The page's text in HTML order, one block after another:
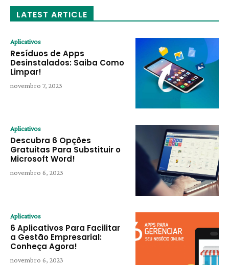
LATEST ARTICLE
Aplicativos
Resíduos de Apps
Desinstalados: Saiba Como
Limpar!
novembro 7, 2023
Aplicativos
Descubra 6 Opções
Gratuitas Para Substituir o
Microsoft Word!
novembro 6, 2023
Aplicativos
6 Aplicativos Para Facilitar
a Gestão Empresarial:
Conheça Agora!
novembro 6, 2023